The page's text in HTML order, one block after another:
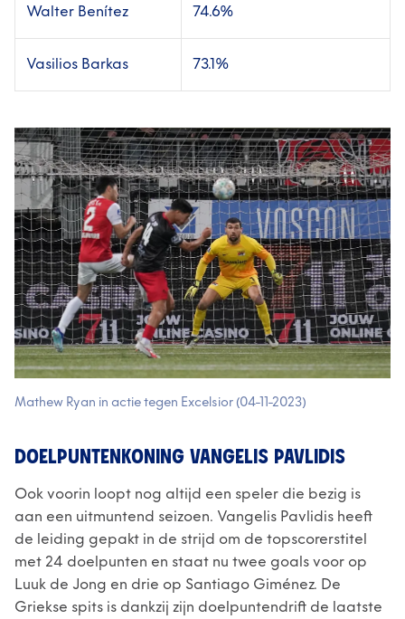
Walter Benítez 74.6%
Vasilios Barkas 73.1%
Mathew Ryan in actie tegen Excelsior (04-11-2023)
DOELPUNTENKONING VANGELIS PAVLIDIS
Ook voorin loopt nog altijd een speler die bezig is
aan een uitmuntend seizoen. Vangelis Pavlidis heeft
de leiding gepakt in de strijd om de topscorerstitel
met 24 doelpunten en staat nu twee goals voor op
Luuk de Jong en drie op Santiago Giménez. De
Griekse spits is dankzij zijn doelpuntendrift de laatste